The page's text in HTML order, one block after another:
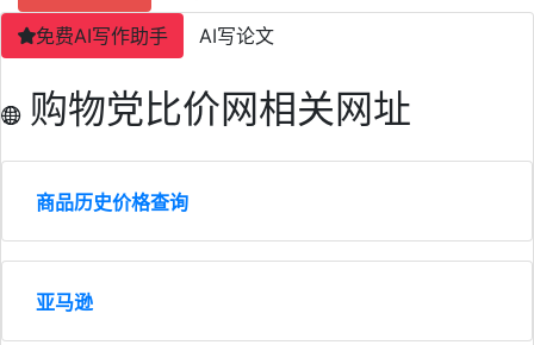
免费AI写作助手
AI写论文
购物党比价网相关网址